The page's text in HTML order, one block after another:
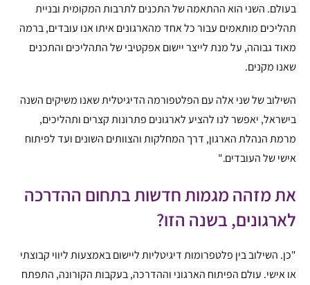
בעולם. השני הוא ההתאמה של התכנים לתרבות המקומית ובניית
תהליכים מותאמים עבור כל אחד מהארגונים איתו אנו עובדים, ברמה
מאוד גבוהה, על מנת לייצר יישום אפקטיבי של התהליכים והתכנים
שאנו מקנים.
השילוב של שני אלה עם הפלטפורמה הדיגיטלית שאנו משיקים השנה
בישראל, יאפשר לנו להציע לארגונים פתרונות קצרים ותהליכים,
מרמת הנהלת הארגון, דרך המחלקות והצוותים השונים ועד לפיתוח
אישי של העובדים."
את מזהה מגמות חדשות בתחום ההדרכה
לארגונים, בשנה הזו?
"כן. השילוב בין פלטפרומות דיגיטליות ליישום באמצעות ליווי קבוצתי
או אישי. עולם הפיתוח הארגוני וההדרכה, בעקבות הקורונה, התפתח